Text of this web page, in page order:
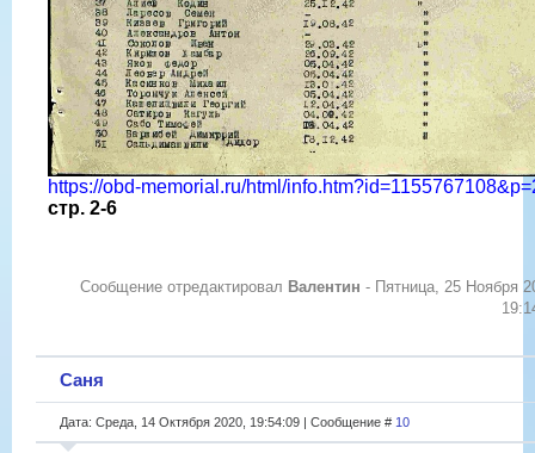
https://obd-memorial.ru/html/
стр. 2-6
Сообщение отредактировал Валентин - Пятница, 25 Ноября
Саня
Дата: Среда, 14 Октября 2020, 19:54:09 | Сообщение # 10